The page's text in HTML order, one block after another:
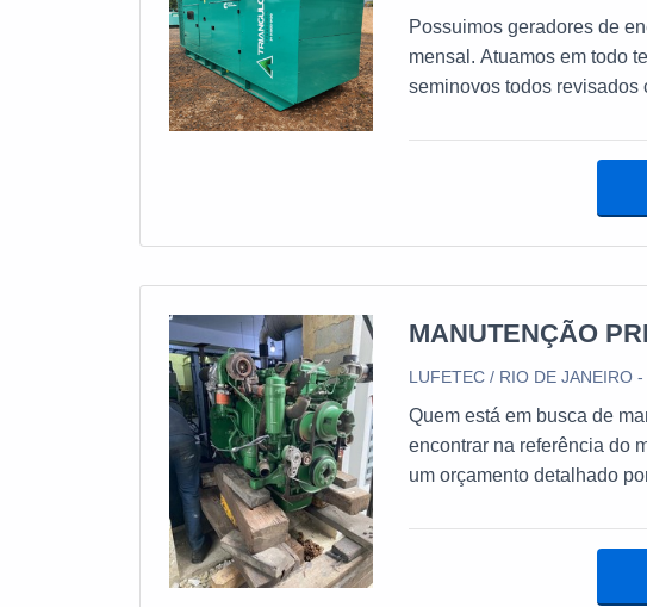
Possuimos geradores de
mensal. Atuamos em todo
seminovos todos revisados
tratorizados para fazenda,
novos e seminovos de
MANUTENÇÃO
LUFETEC / RIO DE JANEIRO -
Quem está em busca de
encontrar na referência do
um orçamento detalhado
gerador de energia, com
& Energia alcançará